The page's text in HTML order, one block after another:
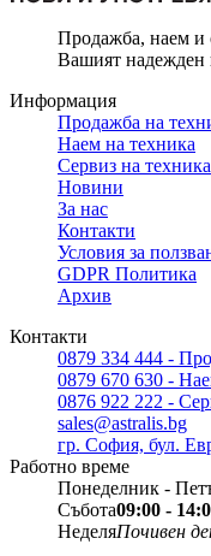
Продажба, наем и
Вашият надежден
Информация
Продажба на
Наем на техника
Сервиз на техника
Новини
За нас
Контакти
Условия за
GDPR Политика
Архив
Контакти
0879 334 444 -
0879 670 630 -
0876 922 222 -
sales@astralis.bg
гр. София, бул.
Работно време
Понеделник -
Събота09:00 -
НеделяПочивен